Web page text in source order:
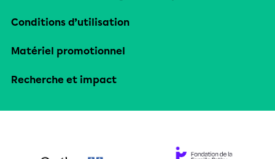
Conditions d’utilisation
Matériel promotionnel
Recherche et impact